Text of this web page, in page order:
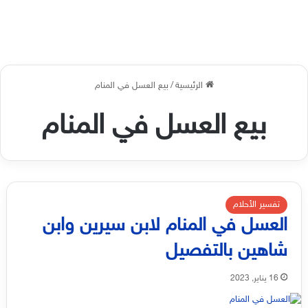
الرئيسية / بيع العسل في المنام
بيع العسل في المنام
تفسير الأحلام
العسل في المنام لابن سيرين وابن
شاهين بالتفصيل
16 يناير, 2023